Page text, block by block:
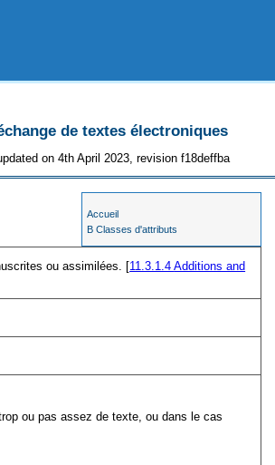
de textes électroniques
on 4th April 2023, revision f18deffba
Accueil
B Classes d'attributs
ou assimilées. [11.3.1.4Additions and
ou pas assez de texte, ou dans le cas